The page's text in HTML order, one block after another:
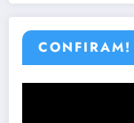
CONFIRAM!